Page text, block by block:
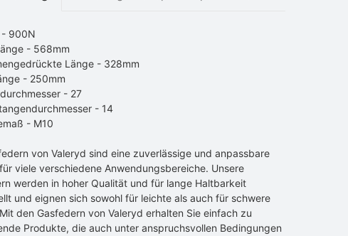
- 900N
- 568mm
Länge - 328mm
- 250mm
- 27
- 14
- M10
von Valeryd sind eine zuverlässige und anpassbare
viele verschiedene Anwendungsbereiche. Unsere
werden in hoher Qualität und für lange Haltbarkeit
und eignen sich sowohl für leichte als auch für schwere
den Gasfedern von Valeryd erhalten Sie einfach zu
Produkte, die auch unter anspruchsvollen Bedingungen